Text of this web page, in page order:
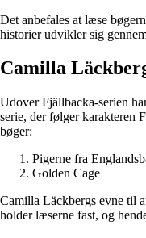
Det anbefales at læse
historier udvikler sig
Camilla
Udover Fjällbacka-serien
serie, der følger karakteren
bøger:
Pigerne fra
Golden Cage
Camilla Läckbergs evne til
holder læserne fast, og